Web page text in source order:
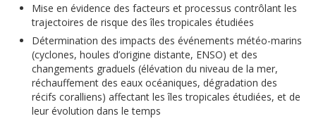
Mise en évidence des facteurs et processus contrôlant les
trajectoires de risque des îles tropicales étudiées
Détermination des impacts des événements météo-marins
(cyclones, houles d’origine distante, ENSO) et des
changements graduels (élévation du niveau de la mer,
réchauffement des eaux océaniques, dégradation des
récifs coralliens) affectant les îles tropicales étudiées, et de
leur évolution dans le temps